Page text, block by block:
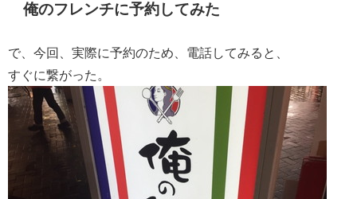
俺のフレンチに予約してみた
で、今回、実際に予約のため、電話してみると、
すぐに繋がった。